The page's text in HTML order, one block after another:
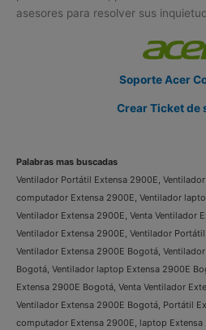
asesores para resolver sus
Soporte Acer
Crear Ticket de
Palabras mas buscadas
Ventilador Portátil Extensa 2900E,
computador Extensa 2900E, Ventilador
Ventilador Extensa 2900E, Venta Ventilador
Ventilador Extensa 2900E, Ventilador
Ventilador Extensa 2900E Bogotá,
Bogotá, Ventilador laptop Extensa 2900E
Extensa 2900E Bogotá, Venta Ventilador
Ventilador Extensa 2900E Bogotá, Portátil
computador Extensa 2900E, laptop